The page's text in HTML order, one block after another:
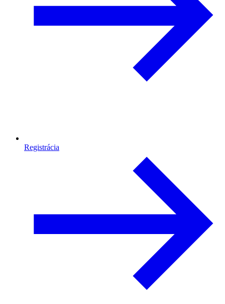
Registrácia